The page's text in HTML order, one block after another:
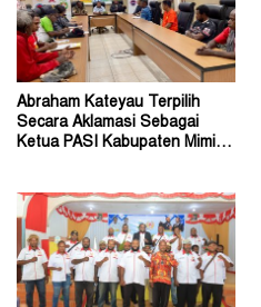
Abraham Kateyau Terpilih
Secara Aklamasi Sebagai
Ketua PASI Kabupaten Mimika